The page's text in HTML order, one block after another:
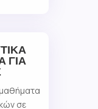
ΓΙΑ
σε